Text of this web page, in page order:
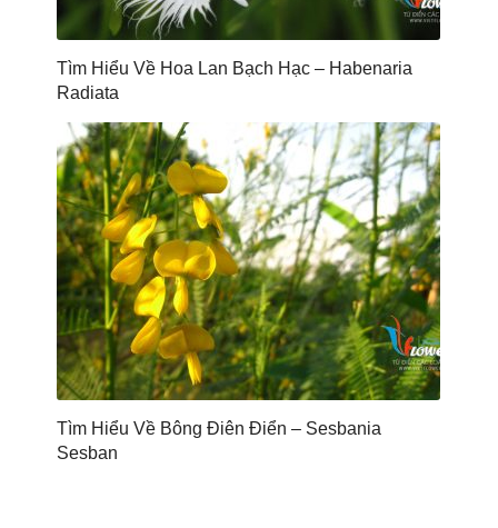
Tìm Hiểu Về Hoa Lan Bạch Hạc – Habenaria
Radiata
Tìm Hiểu Về Bông Điên Điển – Sesbania
Sesban